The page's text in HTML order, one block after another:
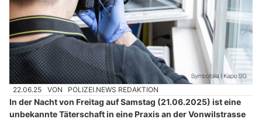
22.06.25 VON POLIZEI.NEWS REDAKTION
In der Nacht von Freitag auf Samstag (21.06.2025) ist eine
unbekannte Täterschaft in eine Praxis an der Vonwilstrasse